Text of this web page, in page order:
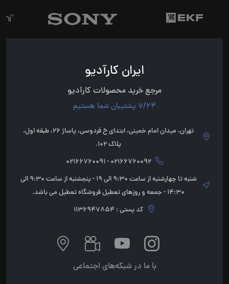
ایران کارآدیو
مرجع خرید محصولات کارآدیو
7/24 پشتیبان شما هستیم
تهران، میدان امام خمینی، ابتدای خ فردوسی، پاساژ 26، طبقه اول،
پلاک 102.
02166760092 - 02166760091
شنبه تا چهارشنبه از ساعت 9:30 الی 19 - پنجشنبه از ساعت 9:30 الی
14:30 - جمعه و روزهای تعطیل فروشگاه تعطیل می باشد.
کد پستی : 1136947854
با ما در شبکه‌های اجتماعی